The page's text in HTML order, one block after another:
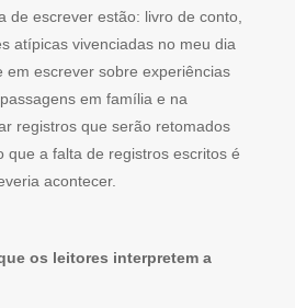
de escrever estão: livro de conto,
atípicas vivenciadas no meu dia
em escrever sobre experiências
em família e na
registros que serão retomados
que a falta de registros escritos é
acontecer.
os leitores interpretem a